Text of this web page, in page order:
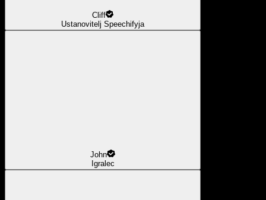
Cliff
Ustanovitelj Speechifyja
John
Igralec